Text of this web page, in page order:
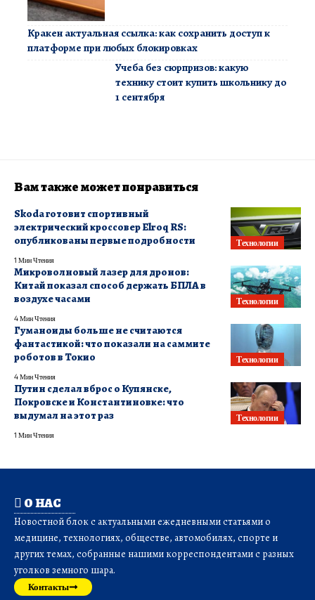
Кракен актуальная ссылка: как сохранить доступ к
платформе при любых блокировках
Учеба без сюрпризов: какую
технику стоит купить школьнику до
1 сентября
Вам также может понравиться
Технологии
Skoda готовит спортивный
электрический кроссовер Elroq RS:
опубликованы первые подробности
1 Мин Чтения
Технологии
Микроволновый лазер для дронов:
Китай показал способ держать БПЛА в
воздухе часами
4 Мин Чтения
Технологии
Гуманоиды больше не считаются
фантастикой: что показали на саммите
роботов в Токио
4 Мин Чтения
Технологии
Путин сделал вброс о Купянске,
Покровске и Константиновке: что
выдумал на этот раз
1 Мин Чтения
О НАС
Новостной блок с актуальными ежедневными статьями о
медицине, технологиях, обществе, автомобилях, спорте и
других темах, собранные нашими корреспондентами с разных
уголков земного шара.
Контакты